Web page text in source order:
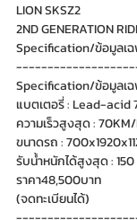
LION SKSZ2
2ND GENERATION
Specification/ข้อมูลเฉ
Specification/ข้อมูลเฉ
แบตเตอรี่ : Lead-acid
ความเร็วสูงสุด :
ขนาดรถ :
รับน้ำหนักได้สูงสุด : 150
ราคา48,500บาท
(จดทะเบียนได้)